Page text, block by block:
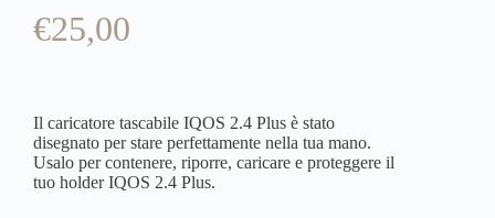
€25,00
Il caricatore tascabile IQOS 2.4 Plus è stato
disegnato per stare perfettamente nella tua mano.
Usalo per contenere, riporre, caricare e proteggere il
tuo holder IQOS 2.4 Plus.